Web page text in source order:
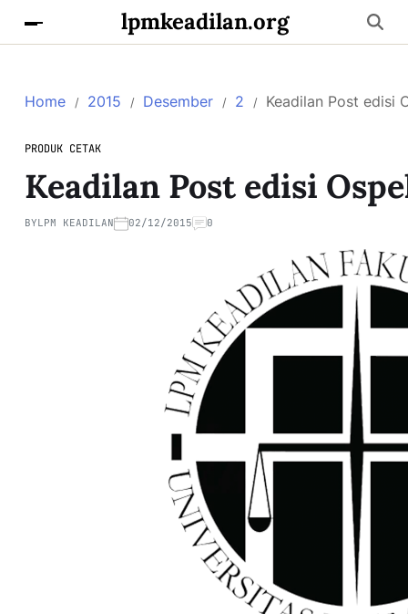
lpmkeadilan.org
Home 2015 Desember 2 Keadilan Post edisi
PRODUK CETAK
Keadilan Post edisi
BYLPM KEADILAN 02/12/2015 0